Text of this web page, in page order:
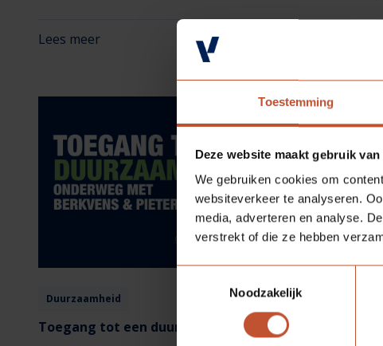
Toestemming
Deze website maakt gebruik
We gebruiken cookies om
websiteverkeer te analyseren.
media, adverteren en analyse.
verstrekt of die ze hebben
Noodzakelijk
Lees meer
Duurzaamheid 22-07-2025
Toegang tot een duurzaam morgen